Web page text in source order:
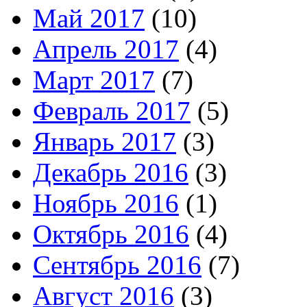
Май 2017 (10)
Апрель 2017 (4)
Март 2017 (7)
Февраль 2017 (5)
Январь 2017 (3)
Декабрь 2016 (3)
Ноябрь 2016 (1)
Октябрь 2016 (4)
Сентябрь 2016 (7)
Август 2016 (3)